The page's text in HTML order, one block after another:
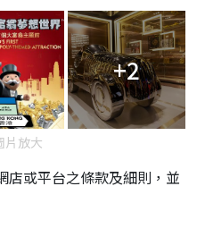
+2
片放大
店或平台之條款及細則，並